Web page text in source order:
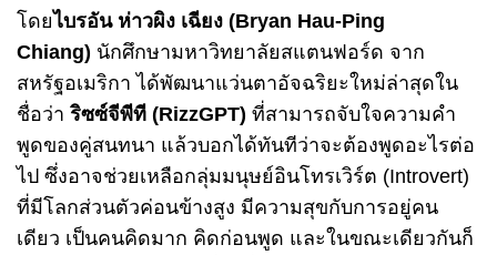
โดยไบรอัน ห่าวผิง เฉียง (Bryan Hau-Ping
Chiang) นักศึกษามหาวิทยาลัยสแตนฟอร์ด จาก
สหรัฐอเมริกา ได้พัฒนาแว่นตาอัจฉริยะใหม่ล่าสุดใน
ชื่อว่า ริซซ์จีพีที (RizzGPT) ที่สามารถจับใจความคำ
พูดของคู่สนทนา แล้วบอกได้ทันทีว่าจะต้องพูดอะไรต่อ
ไป ซึ่งอาจช่วยเหลือกลุ่มมนุษย์อินโทรเวิร์ต (Introvert)
ที่มีโลกส่วนตัวค่อนข้างสูง มีความสุขกับการอยู่คน
เดียว เป็นคนคิดมาก คิดก่อนพูด และในขณะเดียวกันก็